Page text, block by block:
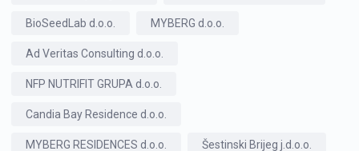
BioSeedLab d.o.o. MYBERG d.o.o.
Ad Veritas Consulting d.o.o.
NFP NUTRIFIT GRUPA d.o.o.
Candia Bay Residence d.o.o.
MYBERG RESIDENCES d.o.o. Šestinski Brijeg j.d.o.o.